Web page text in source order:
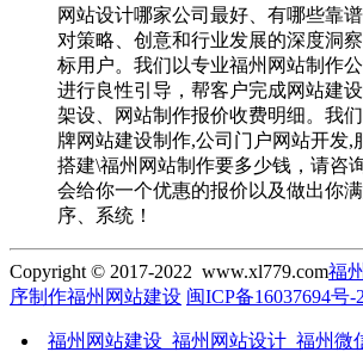
网站设计哪家公司最好、有哪些靠
对策略、创意和行业发展的深度洞
标用户。我们以专业福州网站制作
进行良性引导，帮客户完成网站建
架设、网站制作报价收费明细。我
牌网站建设制作,公司门户网站开发,
搭建\福州网站制作要多少钱，请咨
会给你一个优惠的报价以及做出你
序、系统！
Copyright © 2017-2022 www.xl779.com福
序制作福州网站建设 闽ICP备16037694号-2
福州网站建设_福州网站设计_福州微